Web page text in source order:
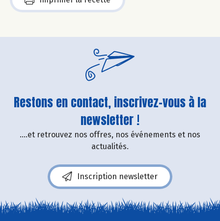
Restons en contact, inscrivez-vous à la
newsletter !
....et retrouvez nos offres, nos événements et nos
actualités.
Inscription newsletter